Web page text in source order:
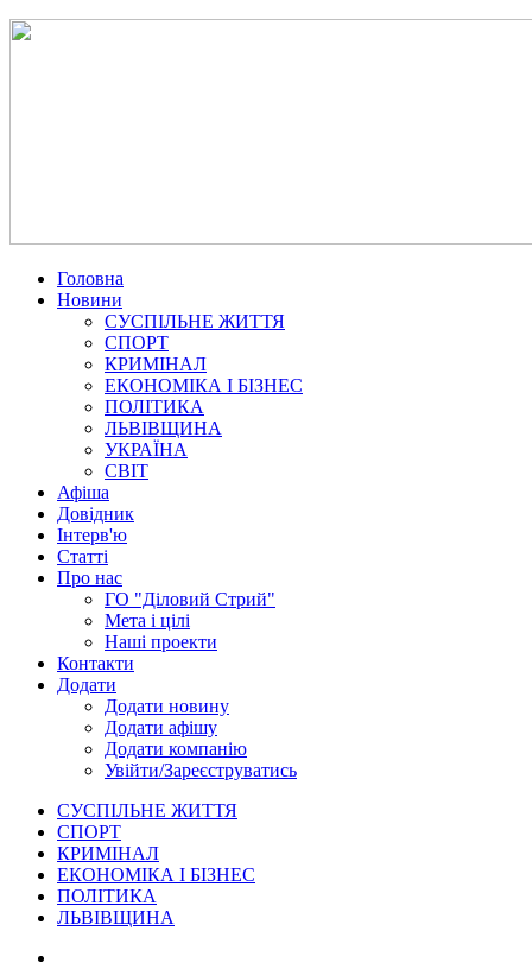
Головна
Новини
СУСПІЛЬНЕ ЖИТТЯ
СПОРТ
КРИМІНАЛ
ЕКОНОМІКА І БІЗНЕС
ПОЛІТИКА
ЛЬВІВЩИНА
УКРАЇНА
СВІТ
Афіша
Довідник
Інтерв'ю
Статті
Про нас
ГО "Діловий Стрий"
Мета і цілі
Наші проекти
Контакти
Додати
Додати новину
Додати афішу
Додати компанію
Увійти/Зареєструватись
СУСПІЛЬНЕ ЖИТТЯ
СПОРТ
КРИМІНАЛ
ЕКОНОМІКА І БІЗНЕС
ПОЛІТИКА
ЛЬВІВЩИНА